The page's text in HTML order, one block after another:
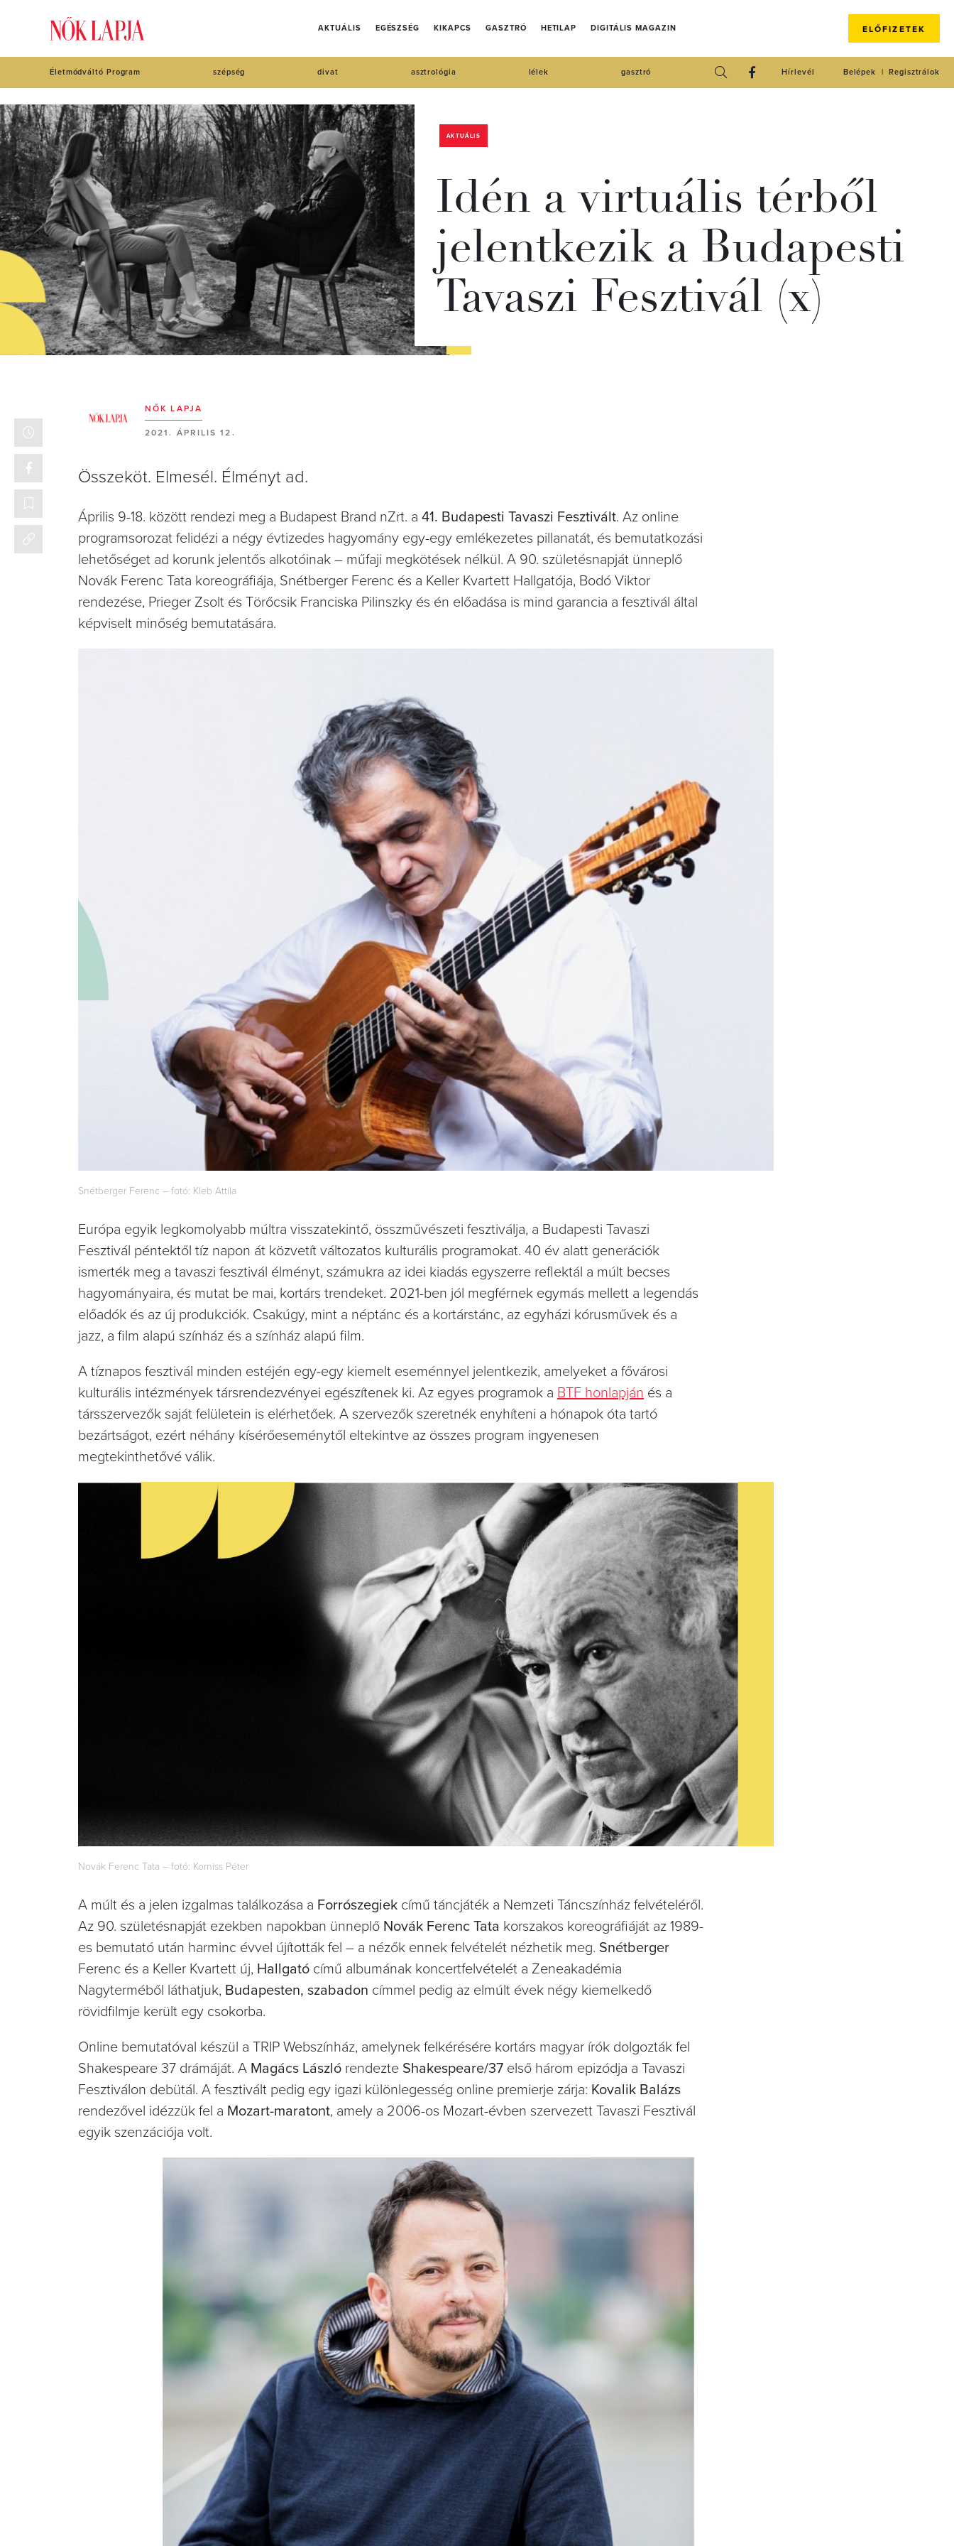
AKTUÁLIS EGÉSZSÉG KIKAPCS GASZTRÓ HETILAP DIGITÁLIS MAGAZIN ELŐFIZETEK
Életmódváltó Program szépség divat asztrológia lélek gasztró Regisztrálok
Belépek
Hírlevél
AKTUÁLIS
Idén a virtuális térből
jelentkezik a Budapesti
Tavaszi Fesztivál (x)
NŐK LAPJA
2021. ÁPRILIS 12.
Összeköt. Elmesél. Élményt ad.
Április 9-18. között rendezi meg a Budapest Brand nZrt. a 41. Budapesti Tavaszi Fesztivált. Az online
programsorozat felidézi a négy évtizedes hagyomány egy-egy emlékezetes pillanatát, és bemutatkozási
lehetőséget ad korunk jelentős alkotóinak – műfaji megkötések nélkül. A 90. születésnapját ünneplő
Novák Ferenc Tata koreográfiája, Snétberger Ferenc és a Keller Kvartett Hallgatója, Bodó Viktor
rendezése, Prieger Zsolt és Törőcsik Franciska Pilinszky és én előadása is mind garancia a fesztivál által
képviselt minőség bemutatására.
Snétberger Ferenc – fotó: Kleb Attila
Európa egyik legkomolyabb múltra visszatekintő, összművészeti fesztiválja, a Budapesti Tavaszi
Fesztivál péntektől tíz napon át közvetít változatos kulturális programokat. 40 év alatt generációk
ismerték meg a tavaszi fesztivál élményt, számukra az idei kiadás egyszerre reflektál a múlt becses
hagyományaira, és mutat be mai, kortárs trendeket. 2021-ben jól megférnek egymás mellett a legendás
előadók és az új produkciók. Csakúgy, mint a néptánc és a kortárstánc, az egyházi kórusművek és a
jazz, a film alapú színház és a színház alapú film.
A tíznapos fesztivál minden estéjén egy-egy kiemelt eseménnyel jelentkezik, amelyeket a fővárosi
kulturális intézmények társrendezvényei egészítenek ki. Az egyes programok a BTF honlapján és a
társszervezők saját felületein is elérhetőek. A szervezők szeretnék enyhíteni a hónapok óta tartó
bezártságot, ezért néhány kísérőeseménytől eltekintve az összes program ingyenesen
megtekinthetővé válik.
Novák Ferenc Tata – fotó: Korniss Péter
A múlt és a jelen izgalmas találkozása a Forrószegiek című táncjáték a Nemzeti Táncszínház felvételéről.
Az 90. születésnapját ezekben napokban ünneplő Novák Ferenc Tata korszakos koreográfiáját az 1989-
es bemutató után harminc évvel újították fel – a nézők ennek felvételét nézhetik meg. Snétberger
Ferenc és a Keller Kvartett új, Hallgató című albumának koncertfelvételét a Zeneakadémia
Nagyterméből láthatjuk, Budapesten, szabadon címmel pedig az elmúlt évek négy kiemelkedő
rövidfilmje került egy csokorba.
Online bemutatóval készül a TRIP Webszínház, amelynek felkérésére kortárs magyar írók dolgozták fel
Shakespeare 37 drámáját. A Magács László rendezte Shakespeare/37 első három epizódja a Tavaszi
Fesztiválon debütál. A fesztivált pedig egy igazi különlegesség online premierje zárja: Kovalik Balázs
rendezővel idézzük fel a Mozart-maratont, amely a 2006-os Mozart-évben szervezett Tavaszi Fesztivál
egyik szenzációja volt.